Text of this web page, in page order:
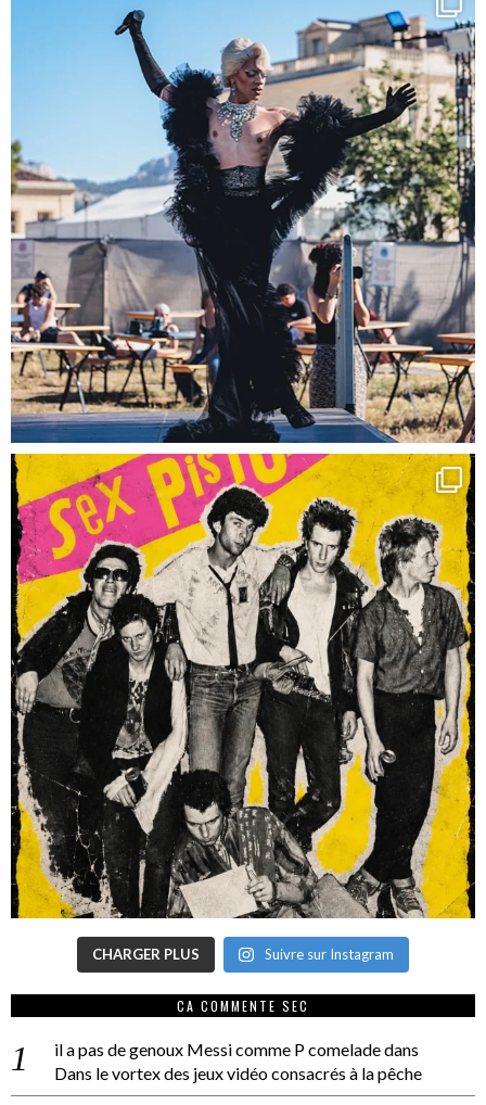
CHARGER PLUS Suivre sur Instagram
CA COMMENTE SEC
il a pas de genoux Messi comme P comeladedans
Dans le vortex des jeux vidéo consacrés à la pêche